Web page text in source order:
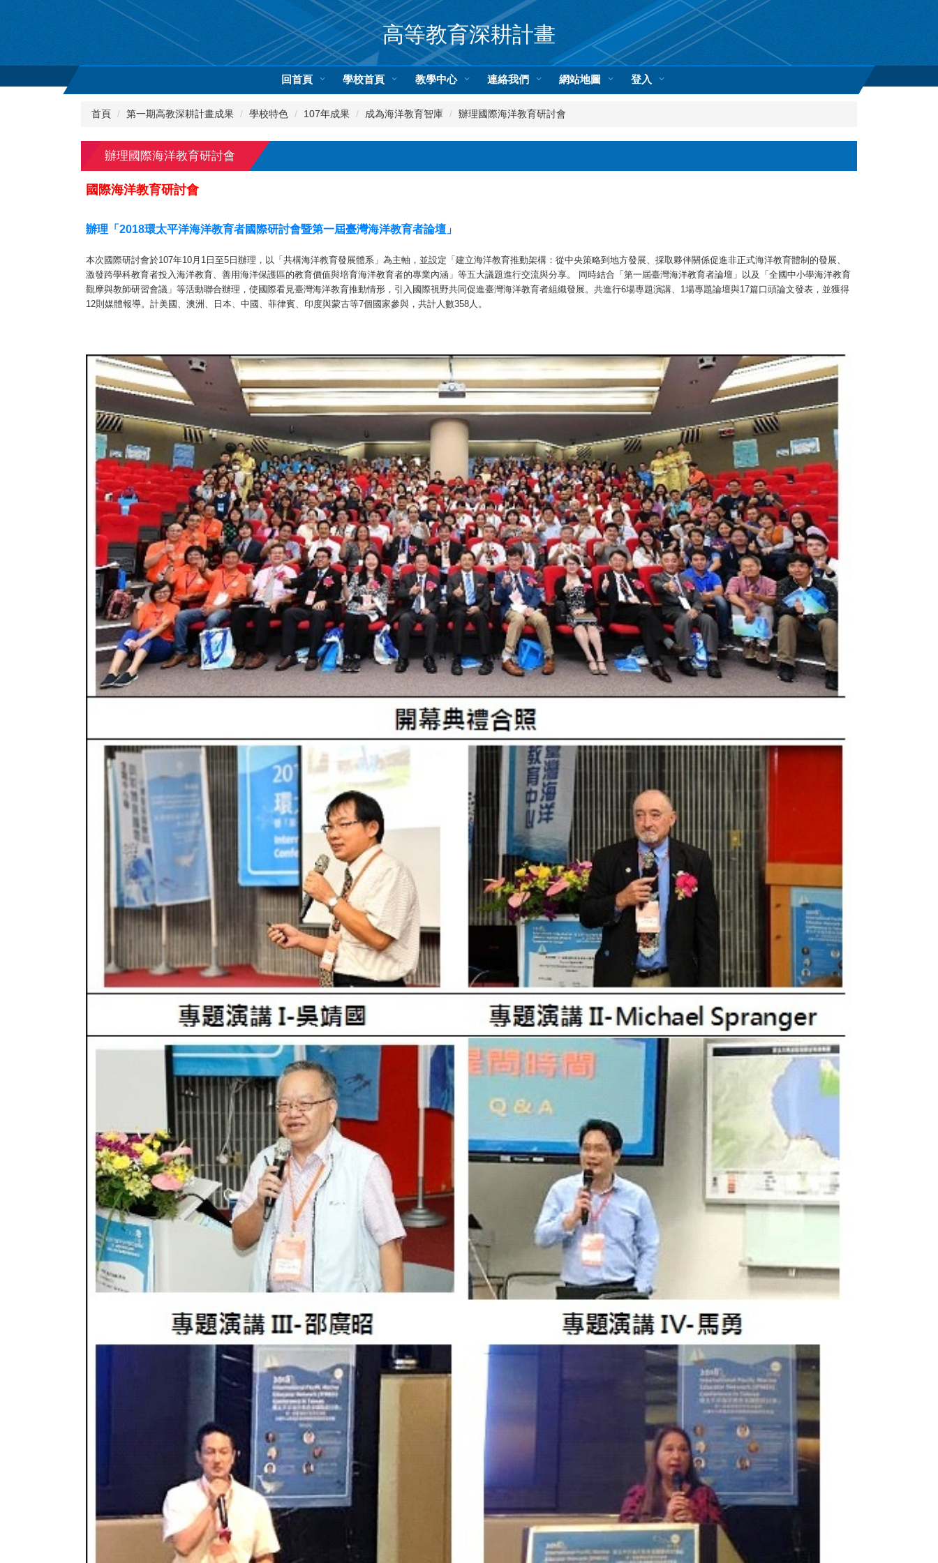
內
高等教育深耕計畫
回首頁 學校首頁 教學中心 連絡我們 網站地圖 登入
首頁 第一期高教深耕計畫成果 學校特色 107年成果 成為海洋教育智庫 辦理國際海洋教育研討會
辦理國際海洋教育研討會
國際海洋教育研討會
辦理「2018環太平洋海洋教育者國際研討會暨第一屆臺灣海洋教育者論壇」
本次國際研討會於107年10月1日至5日辦理，以「共構海洋教育發展體系」為主軸，並設定「建立海洋教育推動架構：從中央策略到地方發展、採取夥伴關係促進非正式海洋教育體制的發展、
激發跨學科教育者投入海洋教育、善用海洋保護區的教育價值與培育海洋教育者的專業內涵」等五大議題進行交流與分享。 同時結合「第一屆臺灣海洋教育者論壇」以及「全國中小學海洋教育
觀摩與教師研習會議」等活動聯合辦理，使國際看見臺灣海洋教育推動情形，引入國際視野共同促進臺灣海洋教育者組織發展。共進行6場專題演講、1場專題論壇與17篇口頭論文發表，並獲得
12則媒體報導。計美國、澳洲、日本、中國、菲律賓、印度與蒙古等7個國家參與，共計人數358人。